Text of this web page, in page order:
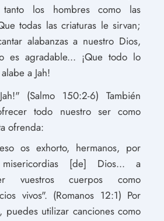
los hombres como las
todas las criaturas le sirvan;
alabanzas a nuestro Dios,
es agradable... ¡Que todo lo
a Jah!
(Salmo 150:2-6) También
todo nuestro ser como
ofrenda:
os exhorto, hermanos, por
[de] Dios... a
vuestros cuerpos como
vivos". (Romanos 12:1) Por
puedes utilizar canciones como